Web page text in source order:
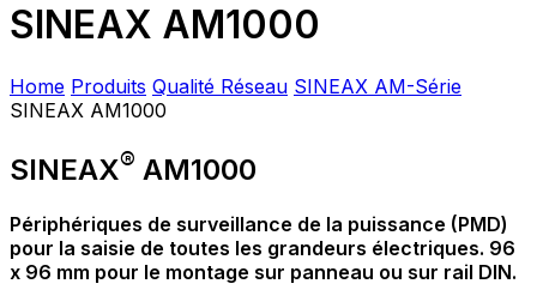
SINEAX AM1000
Home Produits Qualité Réseau SINEAX AM-Série
SINEAX AM1000
SINEAX® AM1000
Périphériques de surveillance de la puissance (PMD)
pour la saisie de toutes les grandeurs électriques. 96
x 96 mm pour le montage sur panneau ou sur rail DIN.